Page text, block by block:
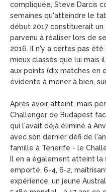
compliquée, Steve Darcis
semaines qu'atteindre le
début 2017 constituerait
parvenu à réaliser lors de
2016. Il n'y a certes pas
mieux classés que lui mais
aux points (dix matches en
évidente à mener à bien,
Après avoir atteint, mais
Challenger de Budapest
qui l'avait déjà éliminé à
avec son dernier défi de
famille à Tenerife - le
Il en a également atteint
emporté, 6-4, 6-2,
expérience, un jeune